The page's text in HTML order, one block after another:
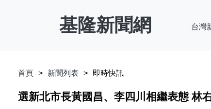
基隆新聞網 台灣
首頁 新聞列表 即時快訊
選新北市長黃國昌、李四川相繼表態 林